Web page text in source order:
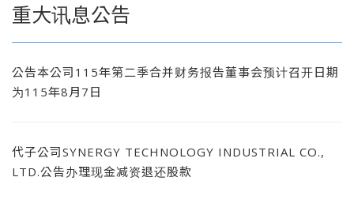
重大讯息公告
公告本公司115年第二季合并财务报告董事会预计召开日期
为115年8月7日
代子公司SYNERGY TECHNOLOGY INDUSTRIAL CO.,
LTD.公告办理现金减资退还股款